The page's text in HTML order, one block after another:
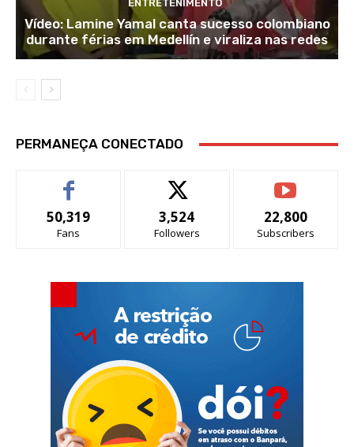
ENTRETENIMENTO
Vídeo: Lamine Yamal canta sucesso colombiano
durante férias em Medellín e viraliza nas redes
PERMANEÇA CONECTADO
50,319
Fans
3,524
Followers
22,800
Subscribers